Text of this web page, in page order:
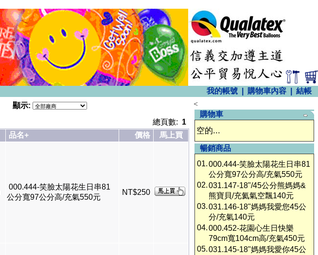
我的帳號 購物車內容
結帳
顯示:
總頁數: 1
品名+ 價格 馬上買
000.444-笑臉太陽花生日串81
公分寬97公分高/充氣550元
NT$250
<
購物車
空的...
暢銷商品
01.000.444-笑臉太陽花生日串81
公分寬97公分高/充氣550元
02.031.147-18"/45公分熊媽媽&
熊寶貝/充氦氣空飄140元
03.031.146-18"媽媽我愛您45公
分/充氣140元
04.000.452-花園心生日快樂
79cm寬104cm高/充氣450元
05.031.145-18"媽媽我愛你45公